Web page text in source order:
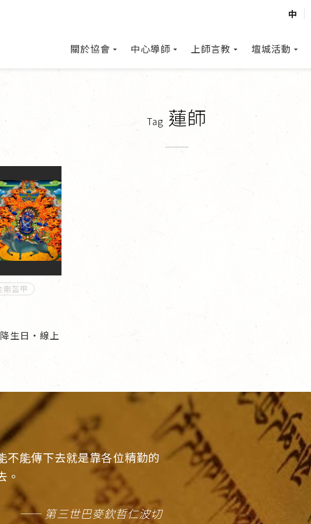
中
關於協會 中心導師 上師言教 壇城活動
Tag 蓮師
剛盔甲
生日‧線上
不能傳下去就是靠各位精勤的
。
—— 第三世巴麥欽哲仁波切